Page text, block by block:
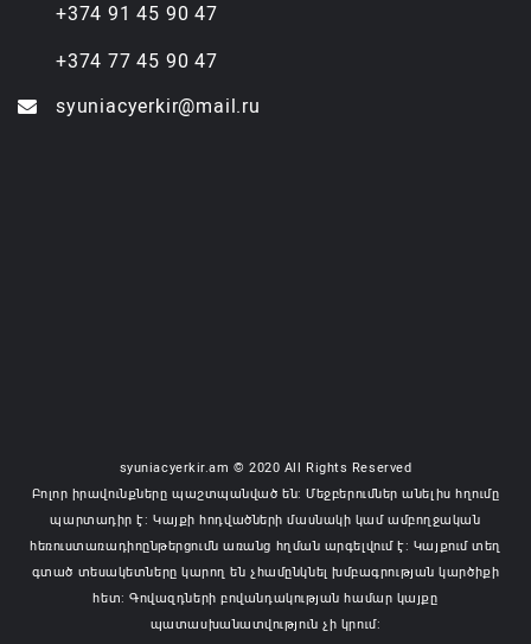
+374 91 45 90 47
+374 77 45 90 47
syuniacyerkir@mail.ru
syuniacyerkir.am © 2020 All Rights Reserved
Բոլոր իրավունքները պաշտպանված են: Մեջբերումներ անելիս հղումը
պարտադիր է: Կայքի հոդվածների մասնակի կամ ամբողջական
հեռուստառադիոընթերցումն առանց հղման արգելվում է: Կայքում տեղ
գտած տեսակետները կարող են չհամընկնել խմբագրության կարծիքի
հետ: Գովազդների բովանդակության համար կայքը
պատասխանատվություն չի կրում: